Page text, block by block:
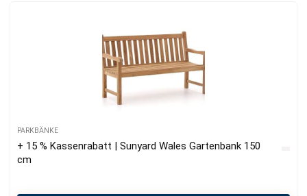
PARKBÄNKE
+ 15 % Kassenrabatt | Sunyard Wales Gartenbank 150
cm